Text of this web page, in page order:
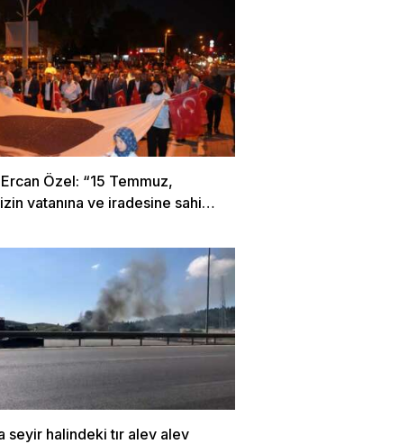
Özel: “15 Temmuz,
vatanına ve iradesine sahip
seyir halindeki tır alev alev